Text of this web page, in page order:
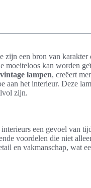
een bron van
moeiteloos kan worden
vintage lampen, creëert
aan het interieur. Deze
zijn.
een gevoel van
voordelen die niet
en vakmanschap, wat